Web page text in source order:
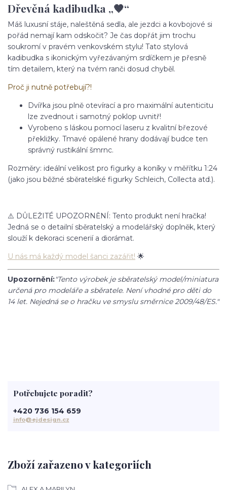
Dřevěná kadibudka „🤎“
Máš luxusní stáje, naleštěná sedla, ale jezdci a kovbojové si
pořád nemají kam odskočit? Je čas dopřát jim trochu
soukromí v pravém venkovském stylu! Tato stylová
kadibudka s ikonickým vyřezávaným srdíčkem je přesně
tím detailem, který na tvém ranči dosud chyběl.
Proč ji nutně potřebují?!
Dvířka jsou plně otevírací a pro maximální autenticitu
lze zvednout i samotný poklop uvnitř!
Vyrobeno s láskou pomocí laseru z kvalitní březové
překližky. Tmavé opálené hrany dodávají budce ten
správný rustikální šmrnc.
Rozměry: ideální velikost pro figurky a koníky v měřítku 1:24
(jako jsou běžné sběratelské figurky Schleich, Collecta atd.).
⚠️ DŮLEŽITÉ UPOZORNĚNÍ: Tento produkt není hračka!
Jedná se o detailní sběratelský a modelářský doplněk, který
slouží k dekoraci scenerií a diorámat.
U nás má každý model šanci zazářit! 🌟
Upozornění:"Tento výrobek je sběratelský model/miniatura
určená pro modeláře a sběratele. Není vhodné pro děti do
14 let. Nejedná se o hračku ve smyslu směrnice 2009/48/ES."
Zboží zařazeno v kategoriích
Potřebujete poradit?
+420 736 154 659
info@ejdesign.cz